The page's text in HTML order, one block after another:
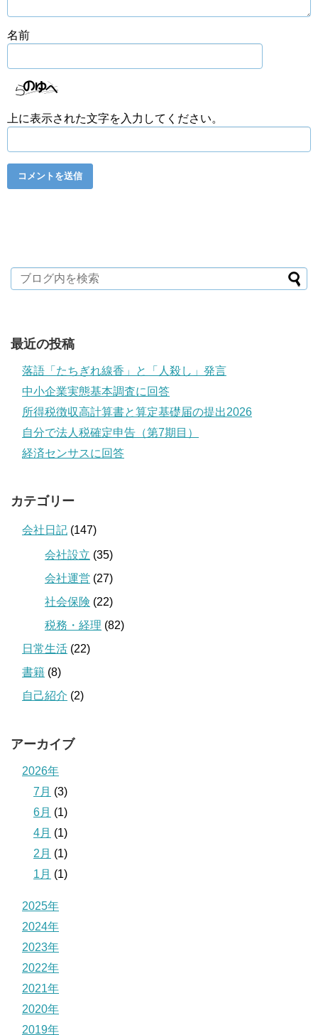
名前
上に表示された文字を入力してください。
最近の投稿
落語「たちぎれ線香」と「人殺し」発言
中小企業実態基本調査に回答
所得税徴収高計算書と算定基礎届の提出2026
自分で法人税確定申告（第7期目）
経済センサスに回答
カテゴリー
会社日記 (147)
会社設立 (35)
会社運営 (27)
社会保険 (22)
税務・経理 (82)
日常生活 (22)
書籍 (8)
自己紹介 (2)
アーカイブ
2026年
7月 (3)
6月 (1)
4月 (1)
2月 (1)
1月 (1)
2025年
2024年
2023年
2022年
2021年
2020年
2019年